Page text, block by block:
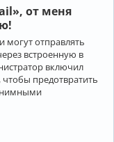
от меня
могут отправлять
встроенную в
включил
предотвратить